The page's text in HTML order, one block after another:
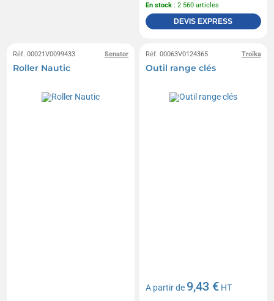
En stock : 2 560 articles
DEVIS EXPRESS
Senator
Réf. 00021V0099433
Roller Nautic
Troïka
Réf. 00063V0124365
Outil range clés
A partir de 9,43 € HT